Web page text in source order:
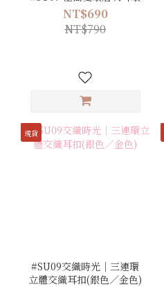
NT$690
NT$790
現貨
#SU09交織時光｜三連環
立體交織耳扣(銀色／金色)